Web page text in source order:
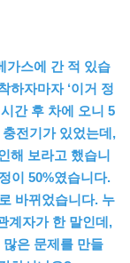
스에 간 적 있습
하자마자 ‘이거 정
간 후 차에 오니 5
전기가 있었는데,
해 보라고 했습니
이 50%였습니다.
바뀌었습니다. 누
계자가 한 말인데,
은 문제를 만들